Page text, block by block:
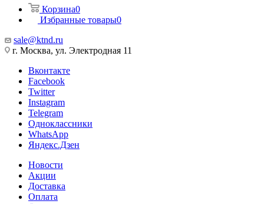
Корзина0
Избранные товары0
sale@ktnd.ru
г. Москва, ул. Электродная 11
Вконтакте
Facebook
Twitter
Instagram
Telegram
Одноклассники
WhatsApp
Яндекс.Дзен
Новости
Акции
Доставка
Оплата